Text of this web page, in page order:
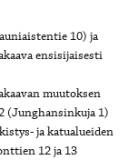
10) ja
ensisijaisesti
muutoksen
(Junghansinkuja 1)
ja katualueiden
12 ja 13